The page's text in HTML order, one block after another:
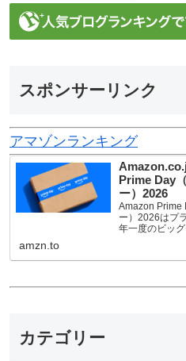
スポンサーリンク
アマゾンランキング
Prime Day
ー）2026
Amazon Prime
ー）2026はプ
年一度のビッ
ら数多くのお
amzn.to
カテゴリー